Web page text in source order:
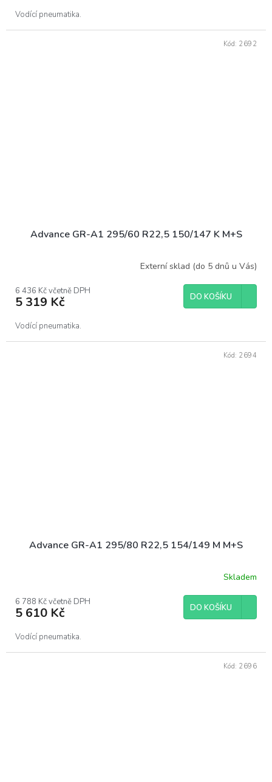
Vodící pneumatika.
Advance GR-A1 295/60 R22,5 150/147 K M+S
Externí sklad (do 5 dnů u Vás)
6 436 Kč včetně DPH
5 319 Kč DO KOŠÍKU
Vodící pneumatika.
Kód: 2692
Advance GR-A1 295/80 R22,5 154/149 M M+S
Skladem
6 788 Kč včetně DPH
5 610 Kč DO KOŠÍKU
Vodící pneumatika.
Kód: 2694
Kód: 2696